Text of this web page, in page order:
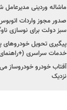
ماشاله وردینی
سبز دولت برای نوسازی
پیگیری تحویل خودروهای
خدمات سراسری
آفتاب خودرو خودروساز
نزدیک